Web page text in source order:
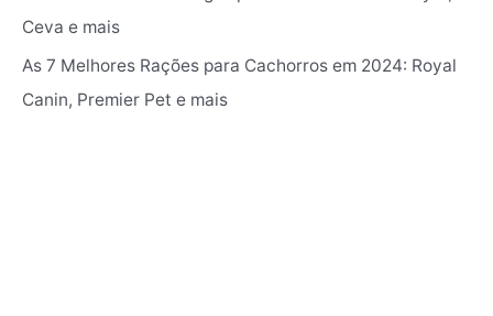
Ceva e mais
As 7 Melhores Rações para Cachorros em 2024: Royal
Canin, Premier Pet e mais